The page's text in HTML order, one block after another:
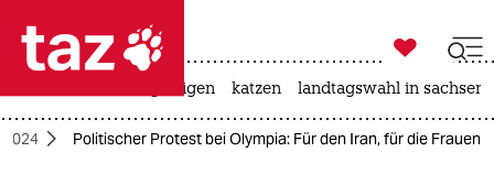
 taz zahl ich
taz zahl ich

taz zahl ich
bergsteigen katzen landtagswahl in
2024 Politischer Protest bei Olympia: Für den Iran, für die Frauen